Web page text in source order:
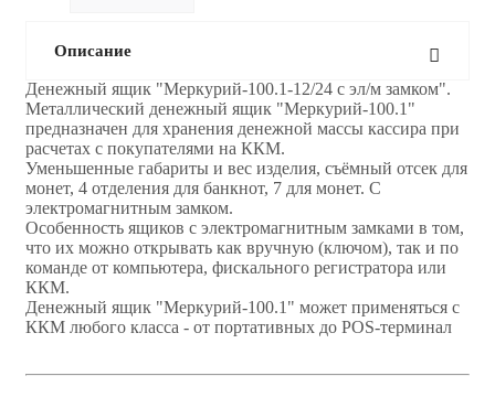
Описание
Денежный ящик "Меркурий-100.1-12/24 c эл/м замком".
Металлический денежный ящик "Меркурий-100.1"
предназначен для хранения денежной массы кассира при
расчетах с покупателями на ККМ.
Уменьшенные габариты и вес изделия, съёмный отсек для
монет, 4 отделения для банкнот, 7 для монет. С
электромагнитным замком.
Особенность ящиков с электромагнитным замками в том,
что их можно открывать как вручную (ключом), так и по
команде от компьютера, фискального регистратора или
ККМ.
Денежный ящик "Меркурий-100.1" может применяться с
ККМ любого класса - от портативных до POS-терминал